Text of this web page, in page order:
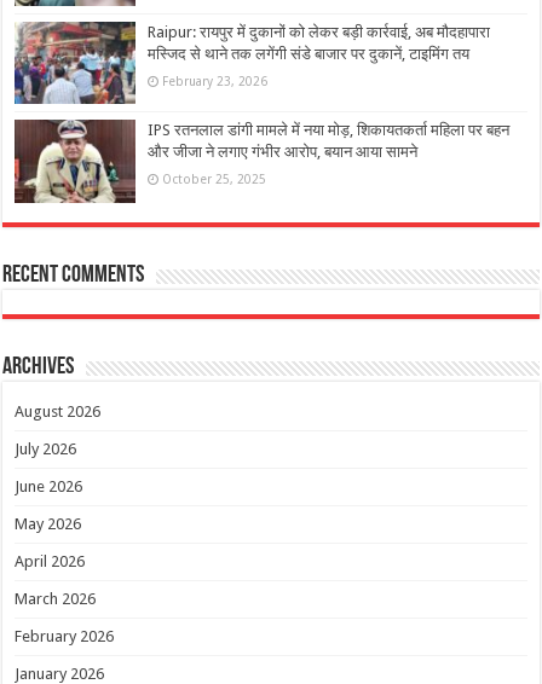
Raipur: रायपुर में दुकानों को लेकर बड़ी कार्रवाई, अब मौदहापारा
मस्जिद से थाने तक लगेंगी संडे बाजार पर दुकानें, टाइमिंग तय
February 23, 2026
IPS रतनलाल डांगी मामले में नया मोड़, शिकायतकर्ता महिला पर बहन
और जीजा ने लगाए गंभीर आरोप, बयान आया सामने
October 25, 2025
Recent Comments
Archives
August 2026
July 2026
June 2026
May 2026
April 2026
March 2026
February 2026
January 2026